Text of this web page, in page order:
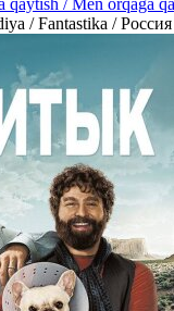
qaytish / Men orqaga
/ Fantastika / Россия